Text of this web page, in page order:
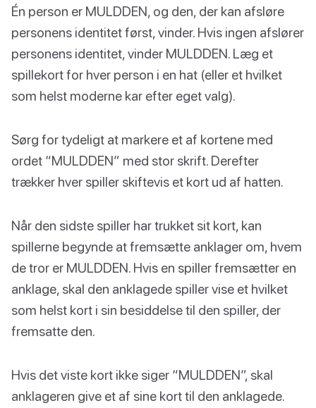
Én person er MULDDEN, og den, der kan afsløre
personens identitet først, vinder. Hvis ingen afslører
personens identitet, vinder MULDDEN. Læg et
spillekort for hver person i en hat (eller et hvilket
som helst moderne kar efter eget valg).
Sørg for tydeligt at markere et af kortene med
ordet “MULDDEN” med stor skrift. Derefter
trækker hver spiller skiftevis et kort ud af hatten.
Når den sidste spiller har trukket sit kort, kan
spillerne begynde at fremsætte anklager om, hvem
de tror er MULDDEN. Hvis en spiller fremsætter en
anklage, skal den anklagede spiller vise et hvilket
som helst kort i sin besiddelse til den spiller, der
fremsatte den.
Hvis det viste kort ikke siger “MULDDEN”, skal
anklageren give et af sine kort til den anklagede.